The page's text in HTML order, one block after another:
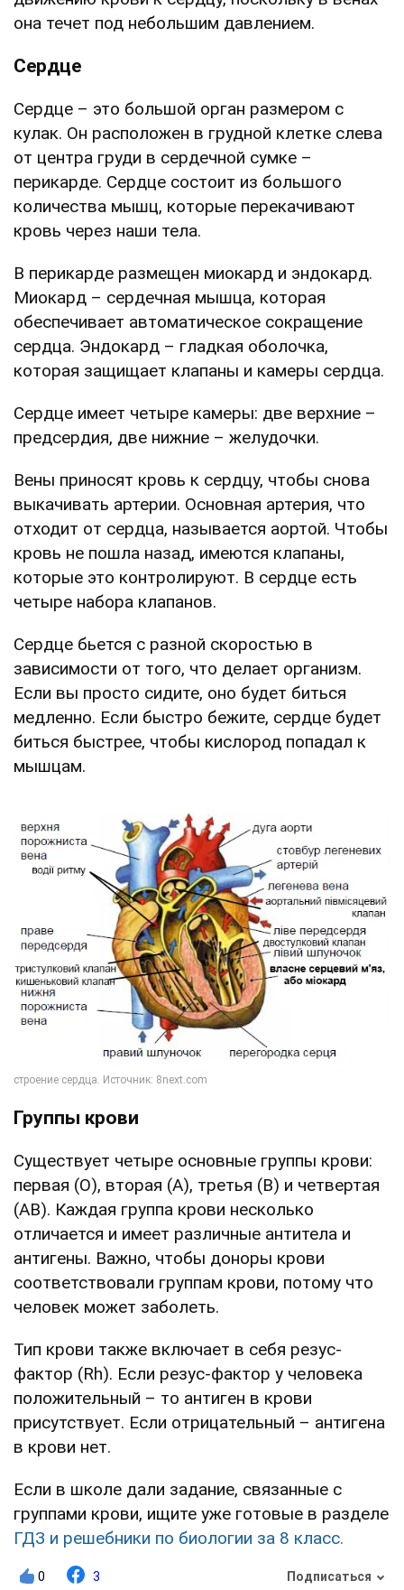
она течет под небольшим давлением.
Сердце
Сердце – это большой орган размером с
кулак. Он расположен в грудной клетке слева
от центра груди в сердечной сумке –
перикарде. Сердце состоит из большого
количества мышц, которые перекачивают
кровь через наши тела.
В перикарде размещен миокард и эндокард.
Миокард – сердечная мышца, которая
обеспечивает автоматическое сокращение
сердца. Эндокард – гладкая оболочка,
которая защищает клапаны и камеры сердца.
Сердце имеет четыре камеры: две верхние –
предсердия, две нижние – желудочки.
Вены приносят кровь к сердцу, чтобы снова
выкачивать артерии. Основная артерия, что
отходит от сердца, называется аортой. Чтобы
кровь не пошла назад, имеются клапаны,
которые это контролируют. В сердце есть
четыре набора клапанов.
Сердце бьется с разной скоростью в
зависимости от того, что делает организм.
Если вы просто сидите, оно будет биться
медленно. Если быстро бежите, сердце будет
биться быстрее, чтобы кислород попадал к
мышцам.
Группы крови
Существует четыре основные группы крови:
первая (O), вторая (A), третья (B) и четвертая
(AB). Каждая группа крови несколько
отличается и имеет различные антитела и
антигены. Важно, чтобы доноры крови
соответствовали группам крови, потому что
человек может заболеть.
Тип крови также включает в себя резус-
фактор (Rh). Если резус-фактор у человека
положительный – то антиген в крови
присутствует. Если отрицательный – антигена
в крови нет.
Если в школе дали задание, связанные с
группами крови, ищите уже готовые в разделе
ГДЗ и решебники по биологии за 8 класс.
0 3 Подписаться